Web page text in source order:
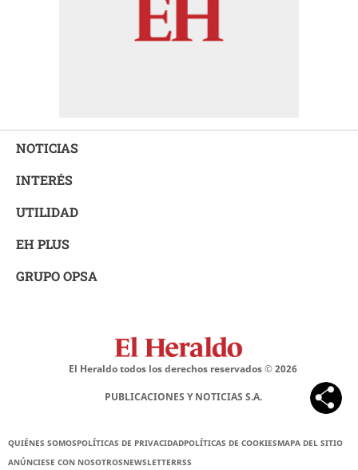
NOTICIAS
INTERÉS
UTILIDAD
EH PLUS
GRUPO OPSA
El Heraldo todos los derechos reservados ©2026
PUBLICACIONES Y NOTICIAS S.A.
QUIÉNES SOMOSPOLÍTICAS DE PRIVACIDADPOLÍTICAS DE COOKIESMAPA DEL SITIO
ANÚNCIESE CON NOSOTROSNEWSLETTERRSS